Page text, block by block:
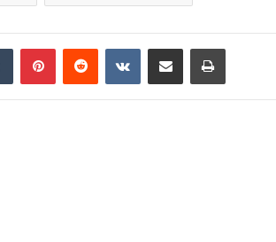
Tumblr PinterestReddit VKontakteShare via Email Print